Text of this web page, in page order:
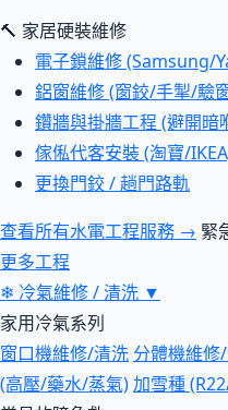
🔨 家居硬裝維修
電子鎖維修 (Samsung/
鋁窗維修 (窗鉸/手掣/驗
鑽牆與掛牆工程 (避開暗
傢俬代客安裝 (淘寶/
更換門鉸 / 趟門路軌
查看所有水電工程服務 → 緊
更多工程
❄ 冷氣維修 / 清洗 ▼
家用冷氣系列
窗口機維修/清洗 分體機維修
(高壓/藥水/蒸氣)加雪種